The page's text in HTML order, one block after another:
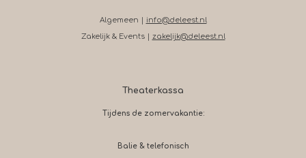
Algemeen | info@deleest.nl
Zakelijk & Events | zakelijk@deleest.nl
Theaterkassa
Tijdens de zomervakantie:
Balie & telefonisch